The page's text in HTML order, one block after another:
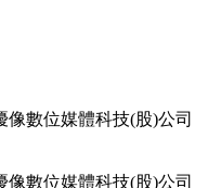
像數位媒體科技(股)公司
像數位媒體科技(股)公司